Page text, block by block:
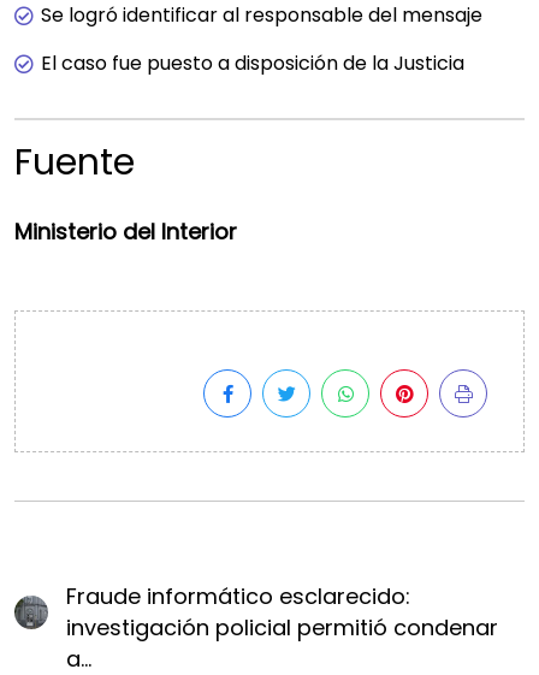
Se logró identificar al responsable del mensaje
El caso fue puesto a disposición de la Justicia
Fuente
Ministerio del Interior
Fraude informático esclarecido:
investigación policial permitió condenar
a...